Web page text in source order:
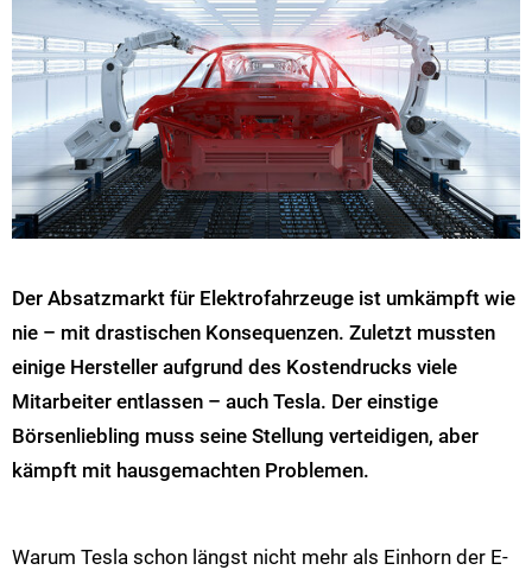
Der Absatzmarkt für Elektrofahrzeuge ist umkämpft wie
nie – mit drastischen Konsequenzen. Zuletzt mussten
einige Hersteller aufgrund des Kostendrucks viele
Mitarbeiter entlassen – auch Tesla. Der einstige
Börsenliebling muss seine Stellung verteidigen, aber
kämpft mit hausgemachten Problemen.
Warum Tesla schon längst nicht mehr als Einhorn der E-